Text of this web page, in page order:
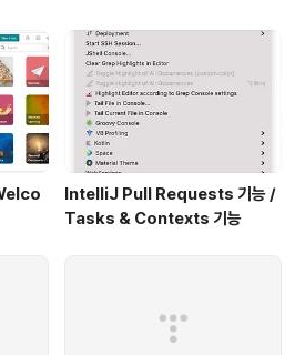
지 결정..
IntelliJ Pull Requests 기능 /
Tasks & Contexts 기능